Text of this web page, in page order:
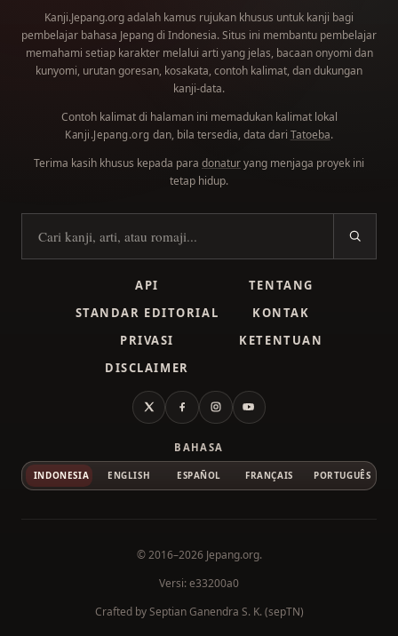
Kanji.Jepang.org adalah kamus rujukan khusus untuk kanji bagi
pembelajar bahasa Jepang di Indonesia. Situs ini membantu pembelajar
memahami setiap karakter melalui arti yang jelas, bacaan onyomi dan
kunyomi, urutan goresan, kosakata, contoh kalimat, dan dukungan
kanji-data.
Contoh kalimat di halaman ini memadukan kalimat lokal
Kanji.Jepang.org dan, bila tersedia, data dari Tatoeba.
Terima kasih khusus kepada para donaturyang menjaga proyek ini
tetap hidup.
Cari kanji
API
TENTANG
STANDAR EDITORIAL
KONTAK
PRIVASI
KETENTUAN
DISCLAIMER
X FacebookInstagramYouTube
BAHASA
INDONESIA ENGLISH ESPAÑOL FRANÇAIS PORTUGUÊS
© 2016–2026 Jepang.org.
Versi: e33200a0
Crafted bySeptian Ganendra S. K. (sepTN)